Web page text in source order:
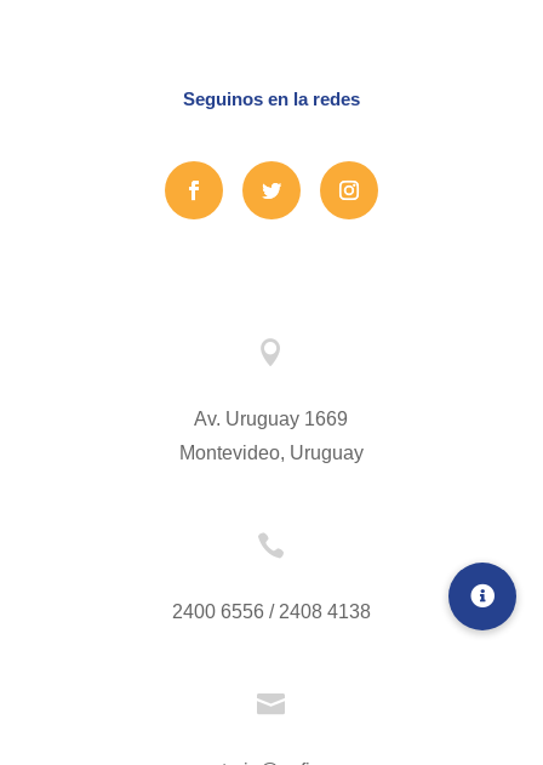
Seguinos en la redes

Av. Uruguay 1669
Montevideo, Uruguay

2400 6556 / 2408 4138
